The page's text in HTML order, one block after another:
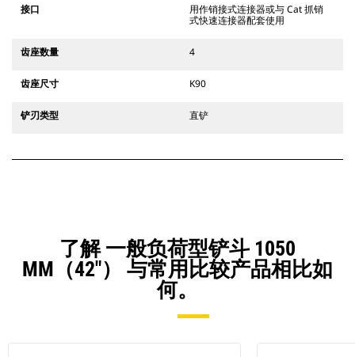
接口
用作销接式连接器或与 Cat 抓销
式快速连接器配套使用
齿座数量 4
齿座尺寸 K90
铲刃类型 直铲
了解 一般负荷型铲斗 1050
MM（42"） 与常用比较产品相比如
何。